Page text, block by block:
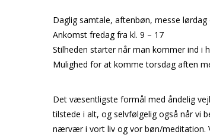
Daglig samtale, aftenbøn, messe
Ankomst fredag fra kl. 9 – 17
Stilheden starter når man kommer ind i
Mulighed for at komme torsdag aften
Det væsentligste formål med åndelig
tilstede i alt, og selvfølgelig også når vi
nærvær i vort liv og vor bøn/meditation.